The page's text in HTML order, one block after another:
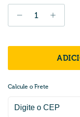
Calcule o Frete